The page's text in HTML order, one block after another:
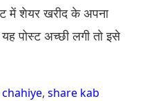
में शेयर खरीद के अपना
पोस्ट अच्छी लगी तो इसे
, share kab